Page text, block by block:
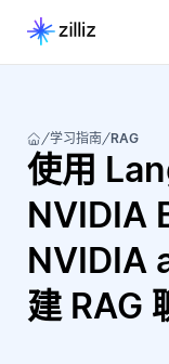
学习指南 RAG
使用
NVIDIA
NVIDIA
建 RAG